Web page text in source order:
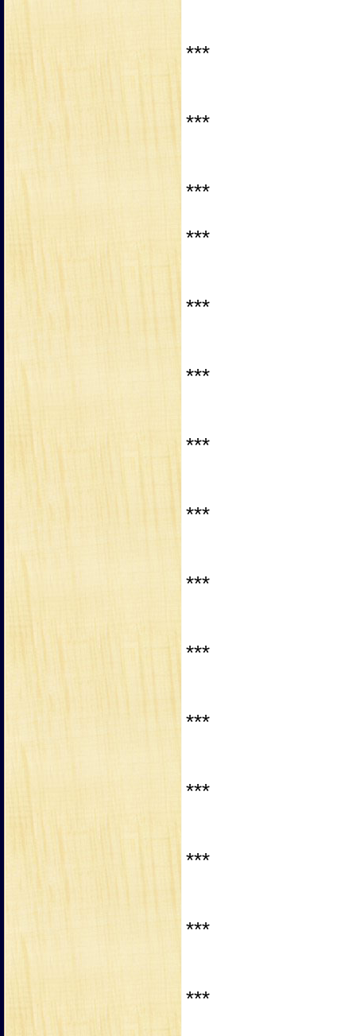
***
***
***
***
***
***
***
***
***
***
***
***
***
***
***